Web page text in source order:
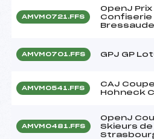
AMVM0721.FFS
OpenJ Prix
Confiserie
Bressaude
AMVM0701.FFS GPJ GP
AMVM0541.FFS
CAJ
Hohneck
AMVM0481.FFS
OpenJ
Skieurs de